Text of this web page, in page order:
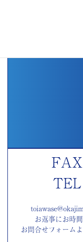
FAX
TEL
お返事にお時
お問合せフォーム